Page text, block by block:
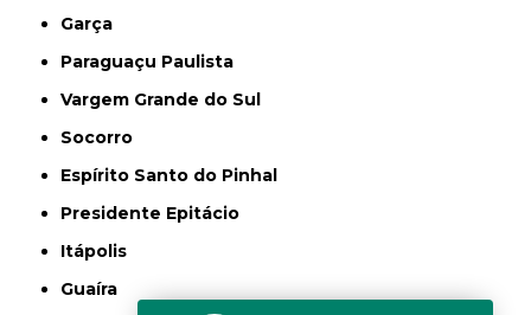
Garça
Paraguaçu Paulista
Vargem Grande do Sul
Socorro
Espírito Santo do Pinhal
Presidente Epitácio
Itápolis
Guaíra